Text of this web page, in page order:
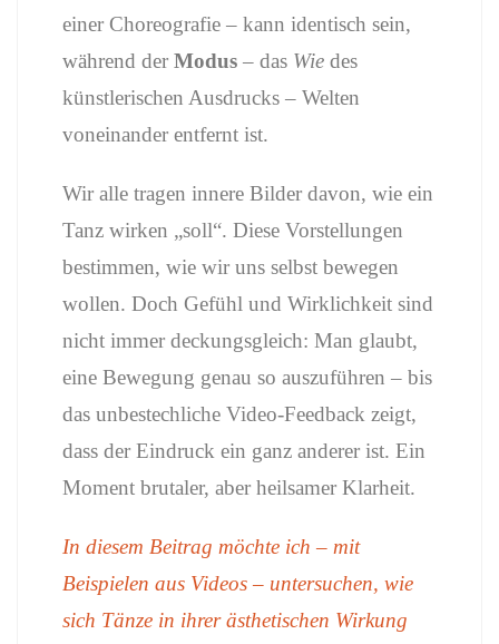
einer Choreografie – kann identisch sein,
während der Modus – das Wie des
künstlerischen Ausdrucks – Welten
voneinander entfernt ist.
Wir alle tragen innere Bilder davon, wie ein
Tanz wirken „soll“. Diese Vorstellungen
bestimmen, wie wir uns selbst bewegen
wollen. Doch Gefühl und Wirklichkeit sind
nicht immer deckungsgleich: Man glaubt,
eine Bewegung genau so auszuführen – bis
das unbestechliche Video-Feedback zeigt,
dass der Eindruck ein ganz anderer ist. Ein
Moment brutaler, aber heilsamer Klarheit.
In diesem Beitrag möchte ich – mit
Beispielen aus Videos – untersuchen, wie
sich Tänze in ihrer ästhetischen Wirkung